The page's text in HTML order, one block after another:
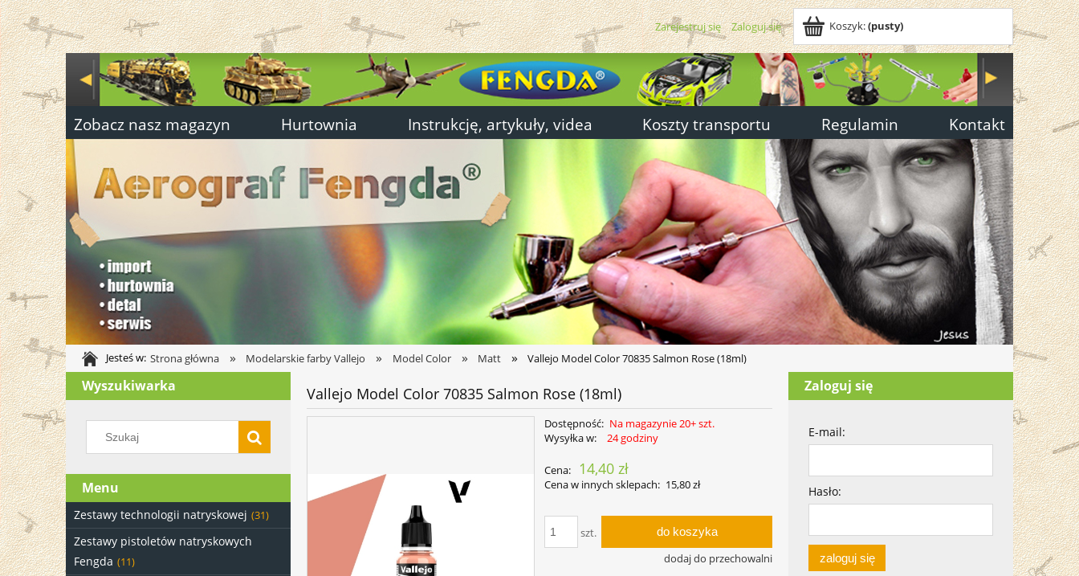
Koszyk:(pusty)
Zarejestruj się Zaloguj się
Zobacz nasz magazyn Hurtownia Instrukcję, artykuły, videa Koszty transportu Regulamin Kontakt
Jesteś w: Strona główna » Modelarskie farby Vallejo » Model Color » Matt » Vallejo Model Color 70835 Salmon Rose (18ml)
Wyszukiwarka
Menu
Zestawy technologii natryskowej (31)
Zestawy pistoletów natryskowych
Fengda (11)
Vallejo Model Color 70835 Salmon Rose (18ml)
Dostępność: Na magazynie 20+ szt.
Wysyłka w:
24 godziny
Cena: 14,40 zł
Cena w innych sklepach: 15,80 zł
szt. do koszyka
dodaj do przechowalni
Zaloguj się
E-mail:
Hasło:
zaloguj się